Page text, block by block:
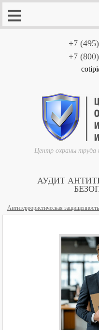
+7 (495)
+7 (800)
Центр охраны труда
АУДИТ
Антитеррористическая защищенность